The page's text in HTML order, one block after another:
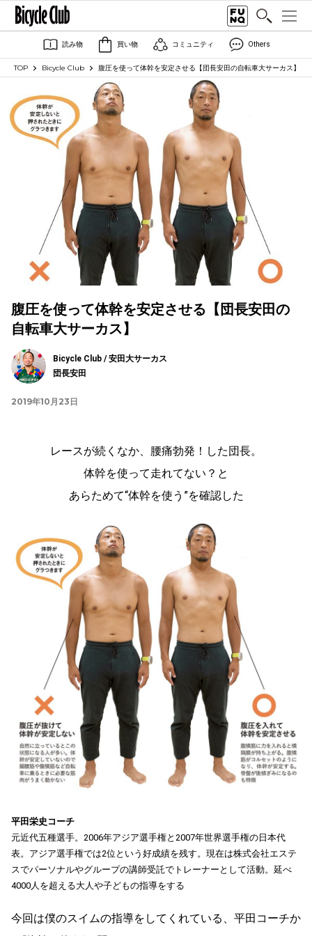
読み物 買い物 コミュニティ Others
TOP Bicycle Club 腹圧を使って体幹を安定させる【団長安田の自転車大サーカス】
腹圧を使って体幹を安定させる【団長安田の
自転車大サーカス】
Bicycle Club / 安田大サーカス
団長安田
2019年10月23日
レースが続くなか、腰痛勃発！した団長。
体幹を使って走れてない？と
あらためて“体幹を使う”を確認した
平田栄史コーチ
元近代五種選手。2006年アジア選手権と2007年世界選手権の日本代
表。アジア選手権では2位という好成績を残す。現在は株式会社エステ
スでパーソナルやグループの講師受託でトレーナーとして活動。延べ
4000人を超える大人や子どもの指導をする
今回は僕のスイムの指導をしてくれている、平田コーチか